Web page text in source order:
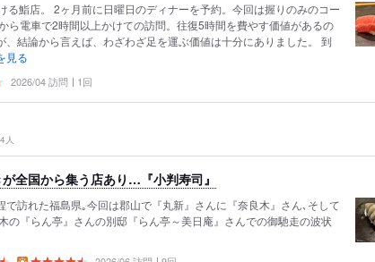
る鮨店。 2ヶ月前に日曜日のディナーを予約。今回は握りのみのコー
ら電車で2時間以上かけての訪問。往復5時間を費やす価値があるの
、結論から言えば、わざわざ足を運ぶ価値は十分にありました。 到
見る
2026/04 訪問 1回
人
全国から集う店あり…『小判寿司』
で訪れた福島県｡今回は郡山で『丸新』さんに『奈良木』さん､そして
の『らん亭』さんの別邸『らん亭～美日庵』さんでの御馳走の波状